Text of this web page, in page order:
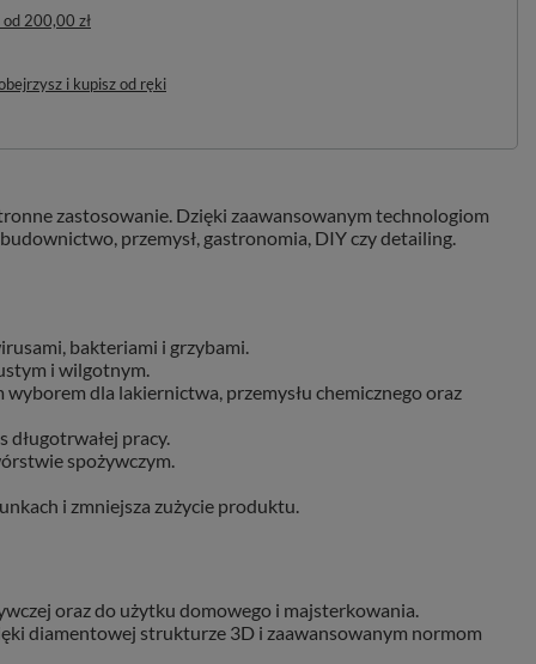
od 200,00 zł
i kupisz od ręki
zastosowanie. Dzięki zaawansowanym technologiom
przemysł, gastronomia, DIY czy detailing.
bakteriami i grzybami.
i wilgotnym.
dla lakiernictwa, przemysłu chemicznego oraz
pracy.
spożywczym.
i zmniejsza zużycie produktu.
oraz do użytku domowego i majsterkowania.
diamentowej strukturze 3D i zaawansowanym normom